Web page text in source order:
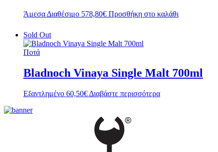
Άμεσα Διαθέσιμο 578,80€ Προσθήκη στο καλάθι
Sold Out
Ποτά
Bladnoch Vinaya Single Malt 700ml
Εξαντλημένο 60,50€ Διαβάστε περισσότερα